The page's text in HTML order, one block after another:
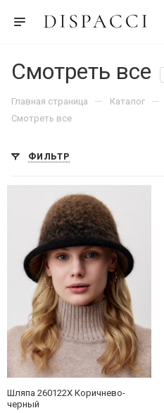
Смотреть все
Главная страница — Каталог —
Смотреть все
ФИЛЬТР
Шляпа 260122X Коричнево-
черный